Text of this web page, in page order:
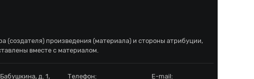
(создателя) произведения (материала) и стороны атрибуции,
вместе с материалом.
д. 1, Телефон: E-mail: